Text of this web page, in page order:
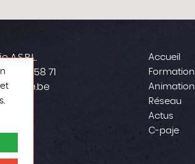
23 58 71
paje.be
Accueil
Formation
Animation
Réseau
Actus
C-paje